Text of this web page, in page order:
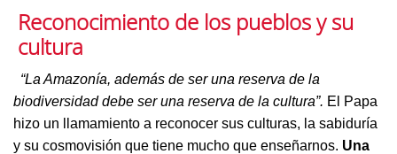
Reconocimiento de los pueblos y su
cultura
“La Amazonía, además de ser una reserva de la
biodiversidad debe ser una reserva de la cultura”. El Papa
hizo un llamamiento a reconocer sus culturas, la sabiduría
y su cosmovisión que tiene mucho que enseñarnos. Una